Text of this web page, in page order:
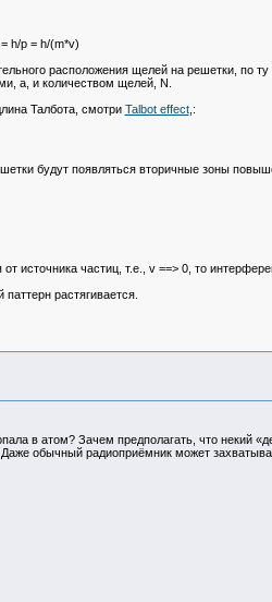
h/p = h/(m*v)
расположения щелей на решетки, по
a, и количеством щелей, N.
Талбота, смотри Talbot effect,:
будут появляться вторичные зоны
частиц, т.е., v ==> 0, то
растягивается.
в атом? Зачем предполагать, что некий
обычный радиоприёмник может